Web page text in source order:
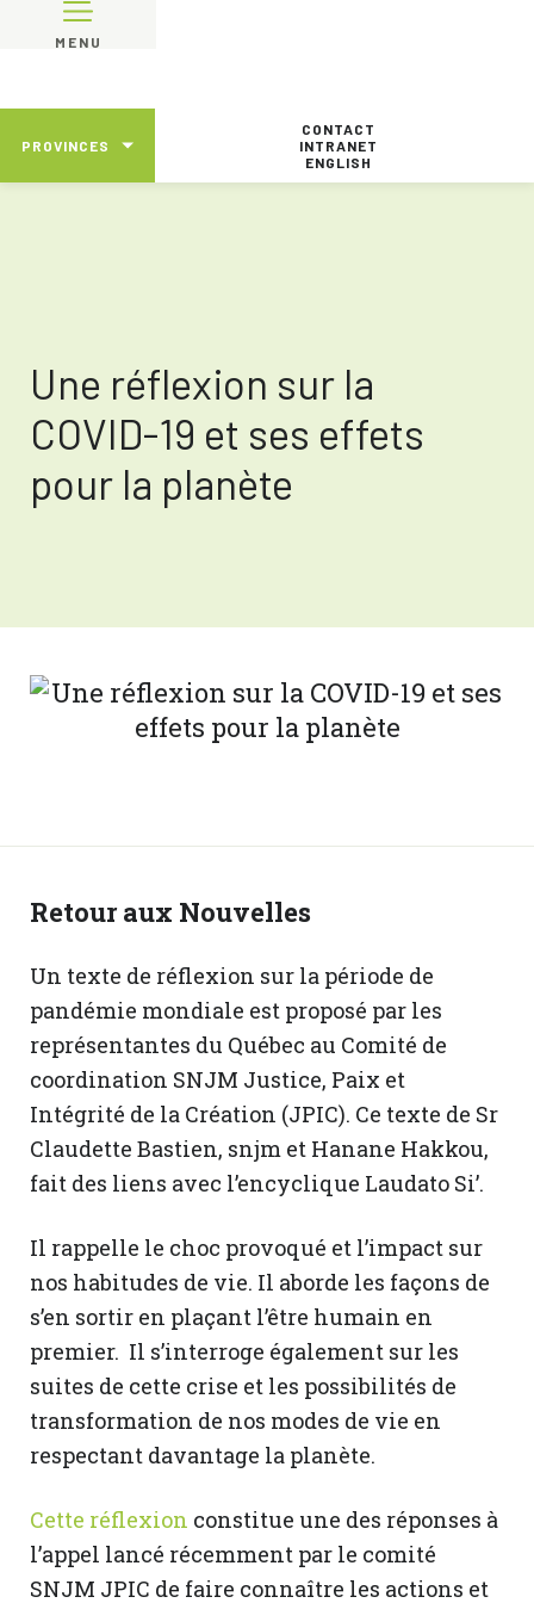
MENU
PROVINCES
CONTACT
INTRANET
ENGLISH
Une réflexion sur la
COVID-19 et ses effets
pour la planète
Retour aux Nouvelles
Un texte de réflexion sur la période de
pandémie mondiale est proposé par les
représentantes du Québec au Comité de
coordination SNJM Justice, Paix et
Intégrité de la Création (JPIC). Ce texte de Sr
Claudette Bastien, snjm et Hanane Hakkou,
fait des liens avec l’encyclique Laudato Si’.
Il rappelle le choc provoqué et l’impact sur
nos habitudes de vie. Il aborde les façons de
s’en sortir en plaçant l’être humain en
premier. Il s’interroge également sur les
suites de cette crise et les possibilités de
transformation de nos modes de vie en
respectant davantage la planète.
Cette réflexion constitue une des réponses à
l’appel lancé récemment par le comité
SNJM JPIC de faire connaître les actions et